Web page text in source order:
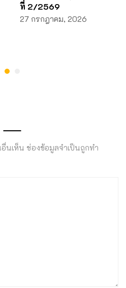
ที่ 2/2569
27 กรกฎาคม, 2026
นเห็น ช่องข้อมูลจำเป็นถูกทำ